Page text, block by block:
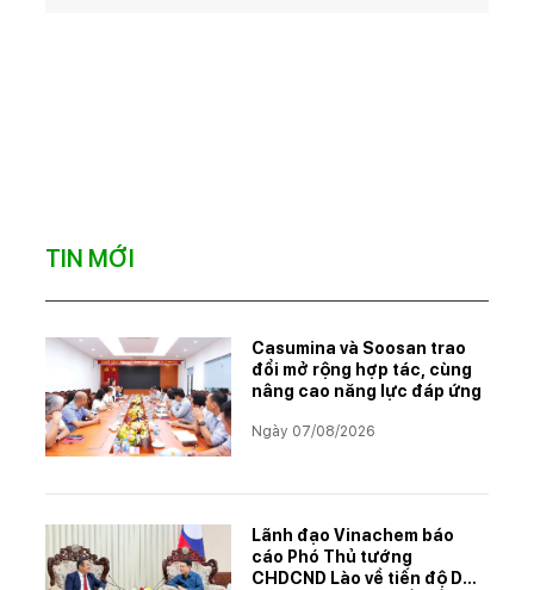
TIN MỚI
Casumina và Soosan trao
đổi mở rộng hợp tác, cùng
nâng cao năng lực đáp ứng
Ngày 07/08/2026
Lãnh đạo Vinachem báo
cáo Phó Thủ tướng
CHDCND Lào về tiến độ Dự